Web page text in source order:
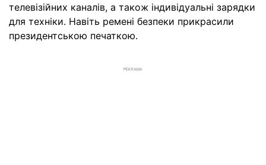
телевізійних каналів, а також індивідуальні зарядки
для техніки. Навіть ремені безпеки прикрасили
президентською печаткою.
РЕКЛАМА